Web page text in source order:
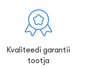
Kvaliteedi garantii
tootja